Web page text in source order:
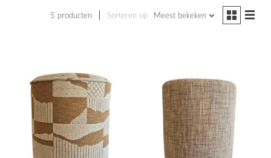
5 producten Sorteren op Meest bekeken